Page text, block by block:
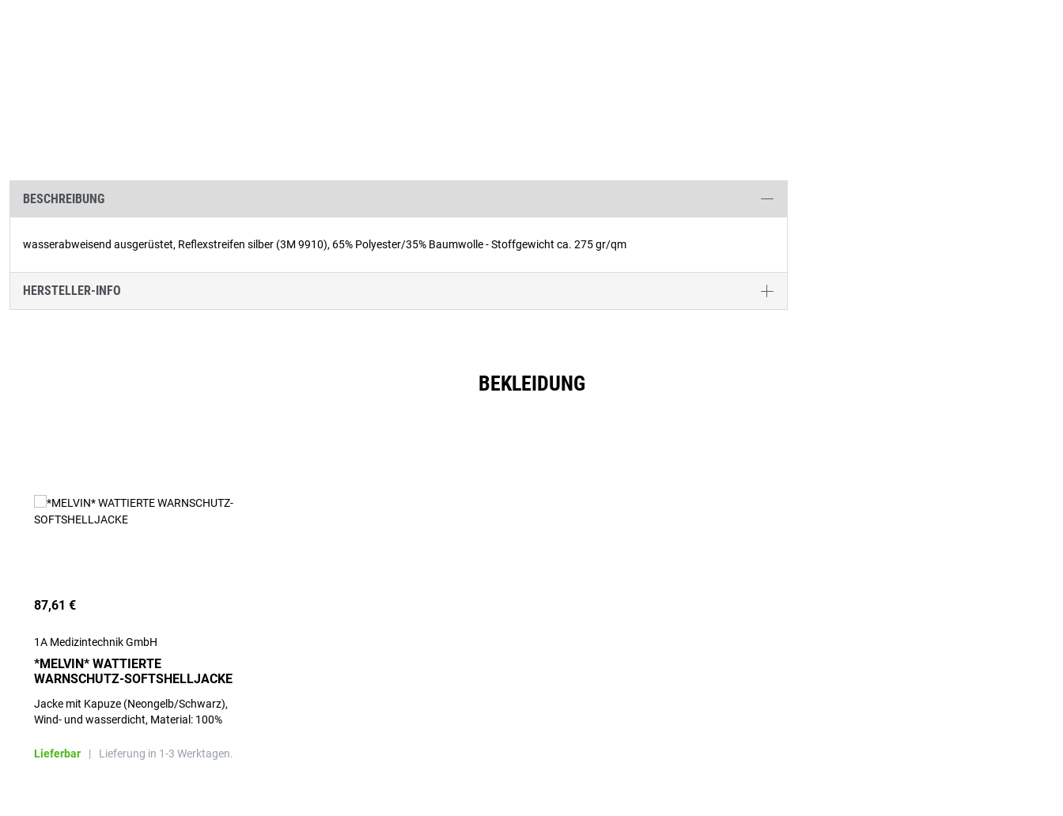
BESCHREIBUNG
wasserabweisend ausgerüstet, Reflexstreifen silber (3M 9910), 65% Polyester/35% Baumwolle - Stoffgewicht ca. 275 gr/qm
HERSTELLER-INFO
BEKLEIDUNG
87,61 €
1A Medizintechnik GmbH
*MELVIN* WATTIERTE
WARNSCHUTZ-SOFTSHELLJACKE
Jacke mit Kapuze (Neongelb/Schwarz),
Wind- und wasserdicht, Material: 100%
Lieferbar
| Lieferung in 1-3 Werktagen.